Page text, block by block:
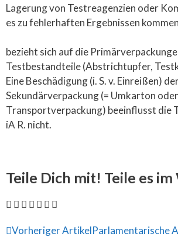
Lagerung von Testreagenzien oder
es zu fehlerhaften Ergebnissen
bezieht sich auf die
Testbestandteile (Abstrichtupfer,
Eine Beschädigung (i. S. v. Einreißen)
Sekundärverpackung (= Umkarton oder
Transportverpackung) beeinflusst die
iA R. nicht.
Teile Dich mit! Teile es im
Vorheriger ArtikelParlamentarische